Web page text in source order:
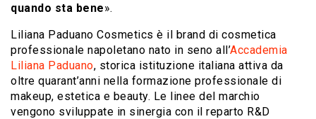
quando sta bene».
Liliana Paduano Cosmetics è il brand di cosmetica
professionale napoletano nato in seno all’Accademia
Liliana Paduano, storica istituzione italiana attiva da
oltre quarant’anni nella formazione professionale di
makeup, estetica e beauty. Le linee del marchio
vengono sviluppate in sinergia con il reparto R&D